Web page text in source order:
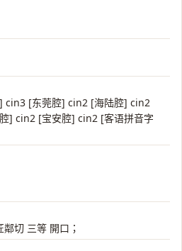
cin3 [东莞腔] cin2 [海陆腔] cin2
] cin2 [宝安腔] cin2 [客语拼音字
切 三等 開口；